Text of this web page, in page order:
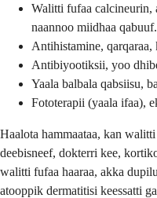
Walitti fufaa calcineurin,
naannoo miidhaa qabuuf.
Antihistamine, qarqaraa,
Antibiyootiksii, yoo
Yaala balbala qabsiisu,
Fototerapii (yaala ifaa),
Haalota hammaataa, kan
deebisneef, dokterri kee,
walitti fufaa haaraa, akka
atooppik dermatitisi keessatti